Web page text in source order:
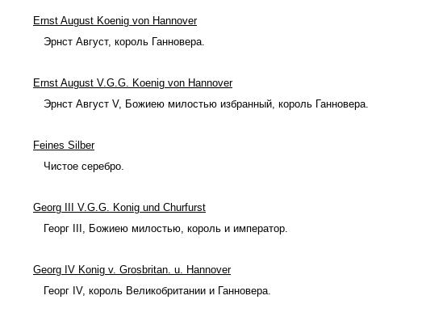
Ernst August Koenig von Hannover
Эрнст Август, король Ганновера.
Ernst August V.G.G. Koenig von Hannover
Эрнст Август V, Божиею милостью избранный, король Ганновера.
Feines Silber
Чистое серебро.
Georg III V.G.G. Konig und Churfurst
Георг III, Божиею милостью, король и император.
Georg IV Konig v. Grosbritan. u. Hannover
Георг IV, король Великобритании и Ганновера.